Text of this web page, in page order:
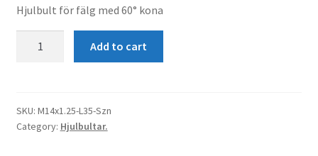
Hjulbult för fälg med 60° kona
Svart
Szn
Add to cart
SKU: M14x1.25-L35-Szn
Category: Hjulbultar.